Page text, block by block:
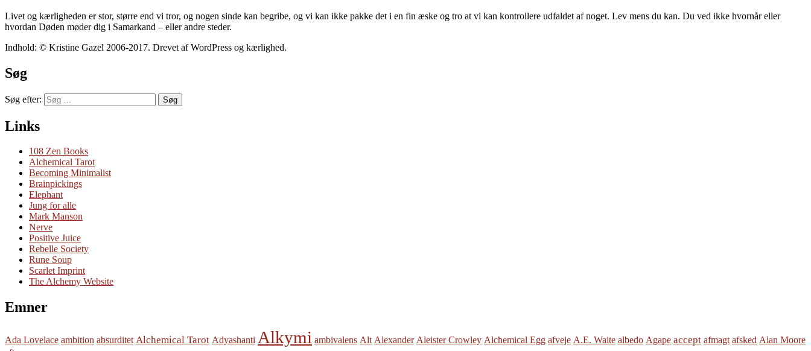
Livet og kærligheden er stor, større end vi tror, og nogen sinde kan begribe, og vi kan ikke pakke det i en fin æske og tro at vi kan kontrollere udfaldet af noget. Lev mens du kan. Du ved ikke hvornår eller
hvordan Døden møder dig i Samarkand – eller andre steder.
Indhold: © Kristine Gazel 2006-2017. Drevet af WordPress og kærlighed.
Søg
Søg efter: Søg
Links
108 Zen Books
Alchemical Tarot
Becoming Minimalist
Brainpickings
Elephant
Jung for alle
Mark Manson
Nerve
Positive Juice
Rebelle Society
Rune Soup
Scarlet Imprint
The Alchemy Website
Emner
Ada Lovelace ambition absurditet Alchemical Tarot Adyashanti Alkymi ambivalens Alt Alexander Aleister Crowley Alchemical Egg afveje A.E. Waite albedo Agape accept afmagt afsked Alan Moore